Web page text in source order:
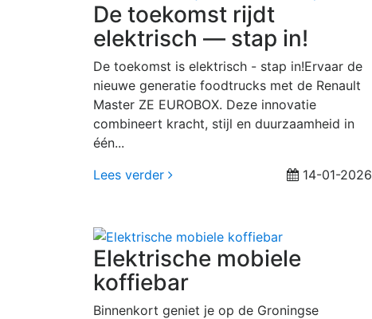
De toekomst rijdt
elektrisch — stap in!
De toekomst is elektrisch - stap in!Ervaar de
nieuwe generatie foodtrucks met de Renault
Master ZE EUROBOX. Deze innovatie
combineert kracht, stijl en duurzaamheid in
één...
Lees verder
14-01-2026
Elektrische mobiele
koffiebar
Binnenkort geniet je op de Groningse